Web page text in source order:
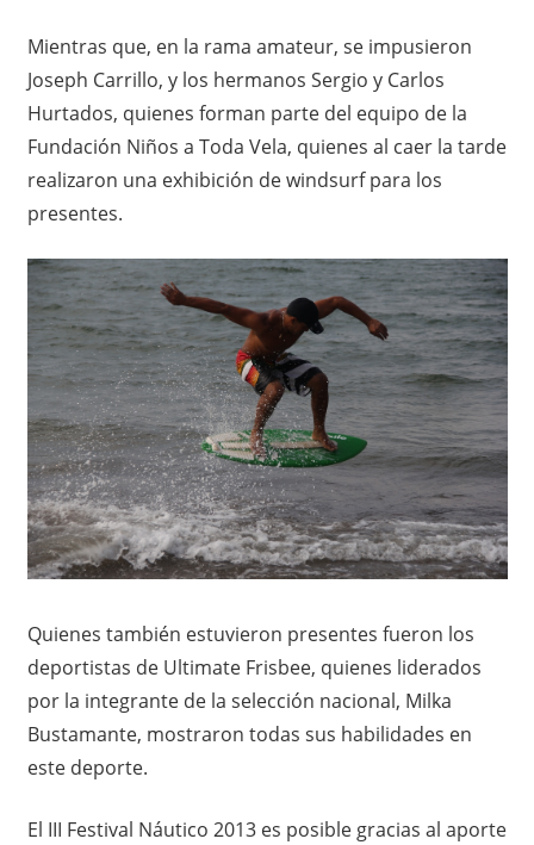
Mientras que, en la rama amateur, se impusieron
Joseph Carrillo, y los hermanos Sergio y Carlos
Hurtados, quienes forman parte del equipo de la
Fundación Niños a Toda Vela, quienes al caer la tarde
realizaron una exhibición de windsurf para los
presentes.
Quienes también estuvieron presentes fueron los
deportistas de Ultimate Frisbee, quienes liderados
por la integrante de la selección nacional, Milka
Bustamante, mostraron todas sus habilidades en
este deporte.
El III Festival Náutico 2013 es posible gracias al aporte